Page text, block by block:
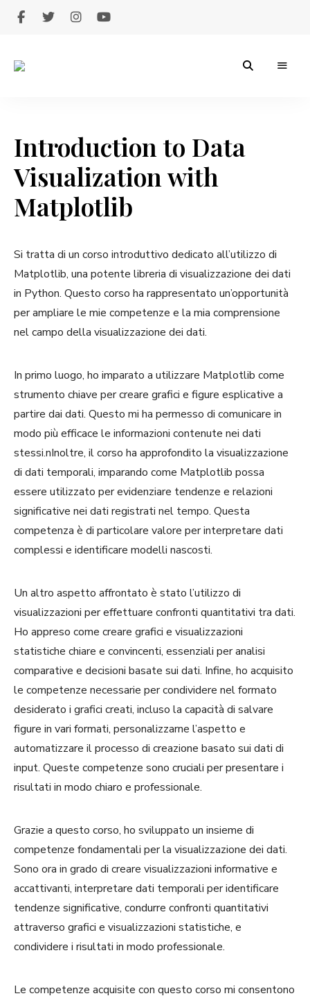
Introduction to Data
Visualization with
Matplotlib
Si tratta di un corso introduttivo dedicato all’utilizzo di
Matplotlib, una potente libreria di visualizzazione dei dati
in Python. Questo corso ha rappresentato un’opportunità
per ampliare le mie competenze e la mia comprensione
nel campo della visualizzazione dei dati.
In primo luogo, ho imparato a utilizzare Matplotlib come
strumento chiave per creare grafici e figure esplicative a
partire dai dati. Questo mi ha permesso di comunicare in
modo più efficace le informazioni contenute nei dati
stessi.nInoltre, il corso ha approfondito la visualizzazione
di dati temporali, imparando come Matplotlib possa
essere utilizzato per evidenziare tendenze e relazioni
significative nei dati registrati nel tempo. Questa
competenza è di particolare valore per interpretare dati
complessi e identificare modelli nascosti.
Un altro aspetto affrontato è stato l’utilizzo di
visualizzazioni per effettuare confronti quantitativi tra dati.
Ho appreso come creare grafici e visualizzazioni
statistiche chiare e convincenti, essenziali per analisi
comparative e decisioni basate sui dati. Infine, ho acquisito
le competenze necessarie per condividere nel formato
desiderato i grafici creati, incluso la capacità di salvare
figure in vari formati, personalizzarne l’aspetto e
automatizzare il processo di creazione basato sui dati di
input. Queste competenze sono cruciali per presentare i
risultati in modo chiaro e professionale.
Grazie a questo corso, ho sviluppato un insieme di
competenze fondamentali per la visualizzazione dei dati.
Sono ora in grado di creare visualizzazioni informative e
accattivanti, interpretare dati temporali per identificare
tendenze significative, condurre confronti quantitativi
attraverso grafici e visualizzazioni statistiche, e
condividere i risultati in modo professionale.
Le competenze acquisite con questo corso mi consentono